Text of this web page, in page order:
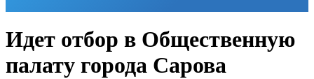
Идет отбор в Общественную
палату города Сарова